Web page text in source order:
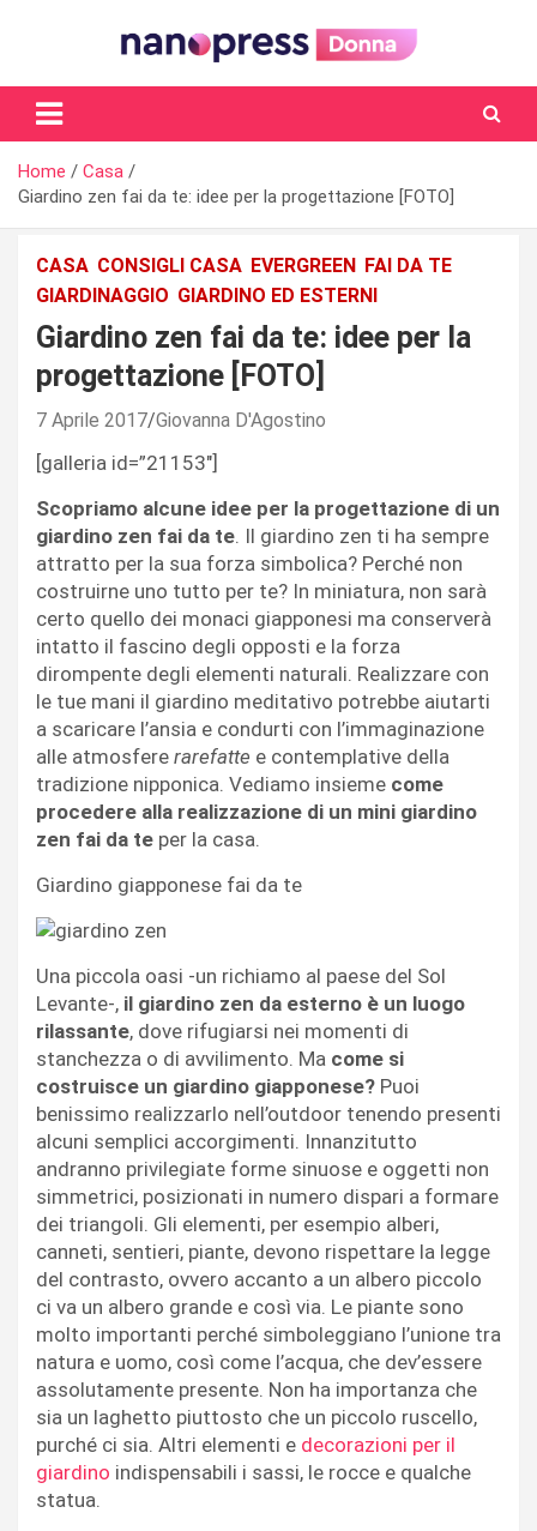
Il magazine femminile di Nanopress.it
Home
Casa
Giardino zen fai da te: idee per la progettazione [FOTO]
CASA CONSIGLI CASA EVERGREEN FAI DA TE
GIARDINAGGIO GIARDINO ED ESTERNI
Giardino zen fai da te: idee per la
progettazione [FOTO]
7 Aprile 2017 Giovanna D'Agostino
[galleria id=”21153″]
Scopriamo alcune idee per la progettazione di un
giardino zen fai da te. Il giardino zen ti ha sempre
attratto per la sua forza simbolica? Perché non
costruirne uno tutto per te? In miniatura, non sarà
certo quello dei monaci giapponesi ma conserverà
intatto il fascino degli opposti e la forza
dirompente degli elementi naturali. Realizzare con
le tue mani il giardino meditativo potrebbe aiutarti
a scaricare l’ansia e condurti con l’immaginazione
alle atmosfere rarefatte e contemplative della
tradizione nipponica. Vediamo insieme come
procedere alla realizzazione di un mini giardino
zen fai da te per la casa.
Giardino giapponese fai da te
Una piccola oasi -un richiamo al paese del Sol
Levante-, il giardino zen da esterno è un luogo
rilassante, dove rifugiarsi nei momenti di
stanchezza o di avvilimento. Ma come si
costruisce un giardino giapponese? Puoi
benissimo realizzarlo nell’outdoor tenendo presenti
alcuni semplici accorgimenti. Innanzitutto
andranno privilegiate forme sinuose e oggetti non
simmetrici, posizionati in numero dispari a formare
dei triangoli. Gli elementi, per esempio alberi,
canneti, sentieri, piante, devono rispettare la legge
del contrasto, ovvero accanto a un albero piccolo
ci va un albero grande e così via. Le piante sono
molto importanti perché simboleggiano l’unione tra
natura e uomo, così come l’acqua, che dev’essere
assolutamente presente. Non ha importanza che
sia un laghetto piuttosto che un piccolo ruscello,
purché ci sia. Altri elementi e decorazioni per il
giardino indispensabili i sassi, le rocce e qualche
statua.